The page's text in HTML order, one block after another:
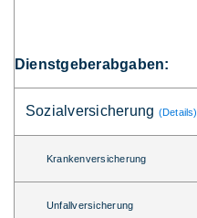
Dienstgeberabgaben:
Sozialversicherung (Details)
Krankenversicherung
Unfallversicherung